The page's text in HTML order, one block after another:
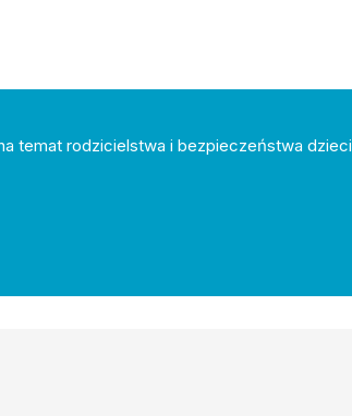
temat rodzicielstwa i bezpieczeństwa dzieci